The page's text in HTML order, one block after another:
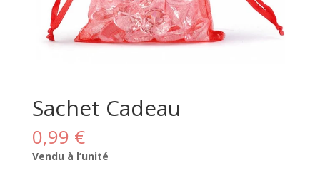
Sachet Cadeau
0,99 €
Vendu à l’unité